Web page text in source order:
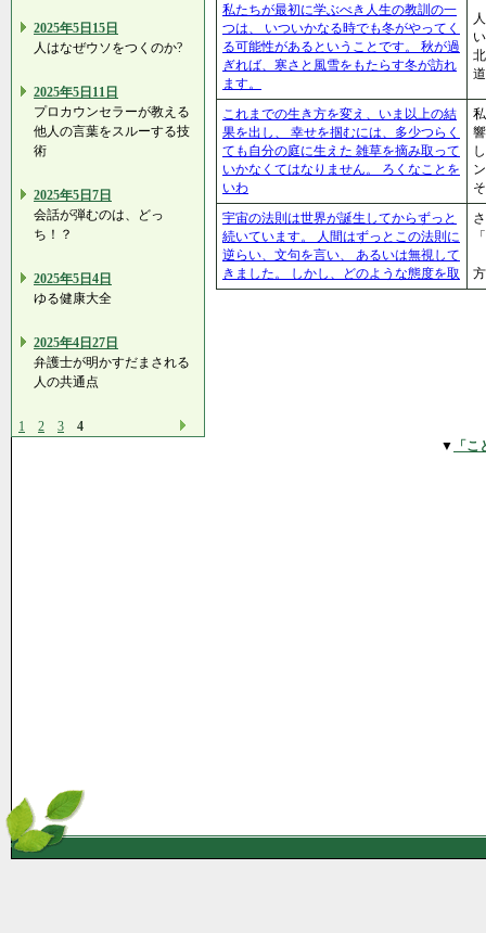
2025年5日15日
人はなぜウソをつくのか?
2025年5日11日
プロカウンセラーが教える
他人の言葉をスルーする技
術
2025年5日7日
会話が弾むのは、どっ
ち！？
2025年5日4日
ゆる健康大全
2025年4日27日
弁護士が明かすだまされる
人の共通点
1 2 3 4
私たちが最初に学ぶべき人生の教訓の一
つは、 いついかなる時でも冬がやってく
る可能性があるということです。 秋が過
ぎれば、寒さと風雪をもたらす冬が訪れ
ます。
これまでの生き方を変え、いま以上の結
果を出し、 幸せを掴むには、多少つらく
ても自分の庭に生えた 雑草を摘み取って
いかなくてはなりません。 ろくなことを
いわ
宇宙の法則は世界が誕生してからずっと
続いています。 人間はずっとこの法則に
逆らい、文句を言い、 あるいは無視して
きました。 しかし、どのような態度を取
▼ 「